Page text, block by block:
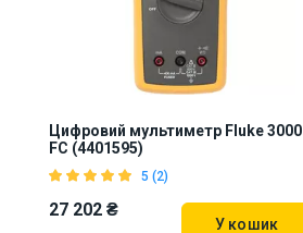
Цифровий мультиметр Fluke 3000
FC (4401595)
5 (2)
27 202 ₴
У кошик